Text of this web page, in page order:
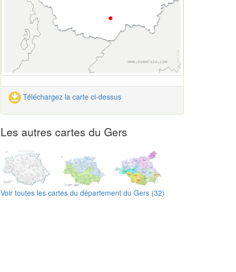
Téléchargez la carte ci-dessus
Les autres cartes du Gers
Voir toutes les cartes du département du Gers (32)